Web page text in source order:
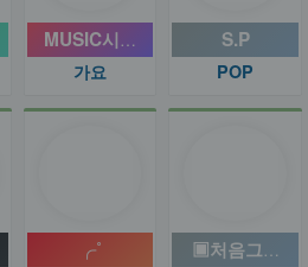
U.MUSIC시그널
가요
S.P
POP
╭˚ ▣처음그때처